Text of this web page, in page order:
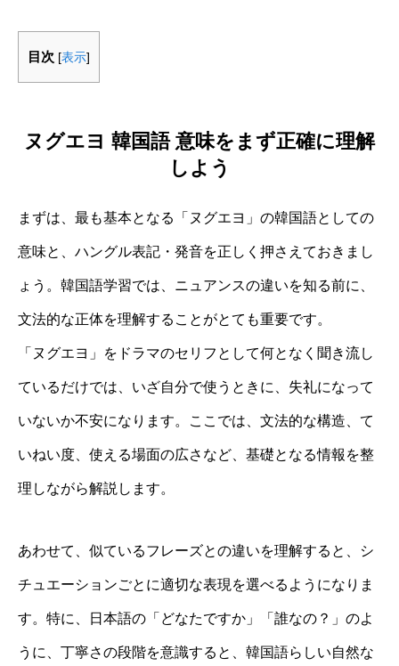
目次 [表示]
ヌグエヨ 韓国語 意味をまず正確に理解
しよう
まずは、最も基本となる「ヌグエヨ」の韓国語としての
意味と、ハングル表記・発音を正しく押さえておきまし
ょう。韓国語学習では、ニュアンスの違いを知る前に、
文法的な正体を理解することがとても重要です。
「ヌグエヨ」をドラマのセリフとして何となく聞き流し
ているだけでは、いざ自分で使うときに、失礼になって
いないか不安になります。ここでは、文法的な構造、て
いねい度、使える場面の広さなど、基礎となる情報を整
理しながら解説します。
あわせて、似ているフレーズとの違いを理解すると、シ
チュエーションごとに適切な表現を選べるようになりま
す。特に、日本語の「どなたですか」「誰なの？」のよ
うに、丁寧さの段階を意識すると、韓国語らしい自然な